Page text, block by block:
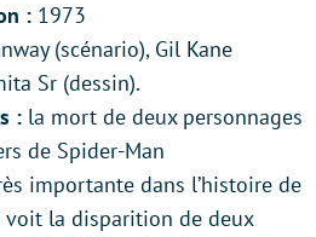
: 1973
(scénario), Gil Kane
Sr (dessin).
: la mort de deux personnages
de Spider-Man
importante dans l’histoire de
voit la disparition de deux